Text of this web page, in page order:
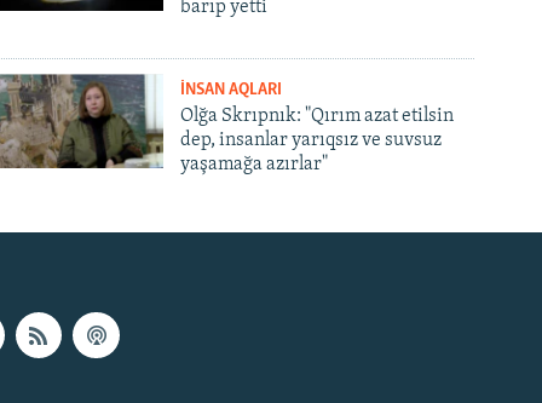
barıp yetti
İNSAN AQLARI
Olğa Skrıpnık: "Qırım azat etilsin
dep, insanlar yarıqsız ve suvsuz
yaşamağa azırlar"